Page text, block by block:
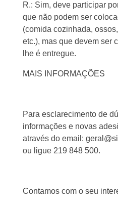
R.: Sim, deve participar
que não podem ser
(comida cozinhada,
etc.), mas que devem ser
lhe é entregue.
MAIS INFORMAÇÕES
Para esclarecimento de
informações e novas
através do email:
ou ligue 219 848 500.
Contamos com o seu